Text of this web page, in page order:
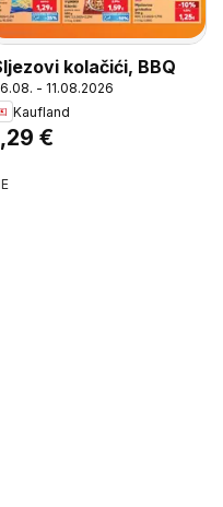
kolačići, BBQ
- 11.08.2026
Kaufland
€